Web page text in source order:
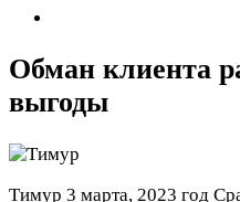
Обман клиента
выгоды
Тимур 3 марта, 2023 год